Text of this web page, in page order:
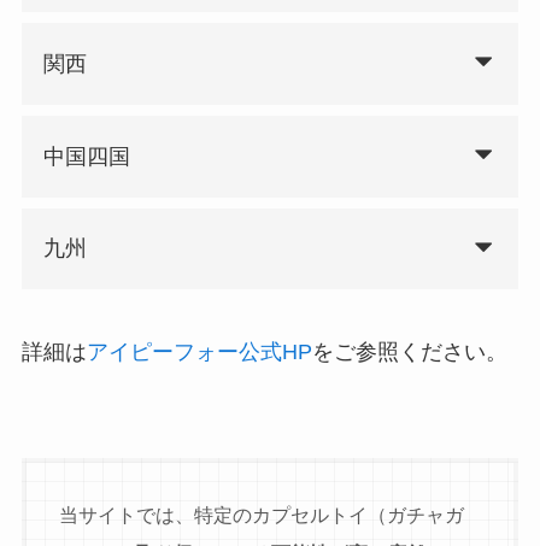
関西
中国四国
九州
詳細はアイピーフォー公式HPをご参照ください。
当サイトでは、特定のカプセルトイ（ガチャガ